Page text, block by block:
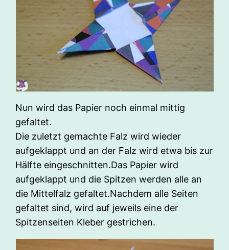
Nun wird das Papier noch einmal mittig
gefaltet.
Die zuletzt gemachte Falz wird wieder
aufgeklappt und an der Falz wird etwa bis zur
Hälfte eingeschnitten.Das Papier wird
aufgeklappt und die Spitzen werden alle an
die Mittelfalz gefaltet.Nachdem alle Seiten
gefaltet sind, wird auf jeweils eine der
Spitzenseiten Kleber gestrichen.